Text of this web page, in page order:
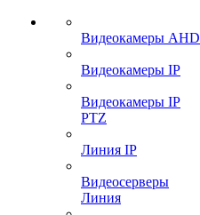
Видеокамеры AHD
Видеокамеры IP
Видеокамеры IP
PTZ
Линия IP
Видеосерверы
Линия